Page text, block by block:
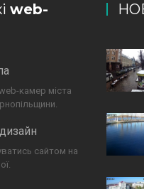
web-
камер міста
сайтом на